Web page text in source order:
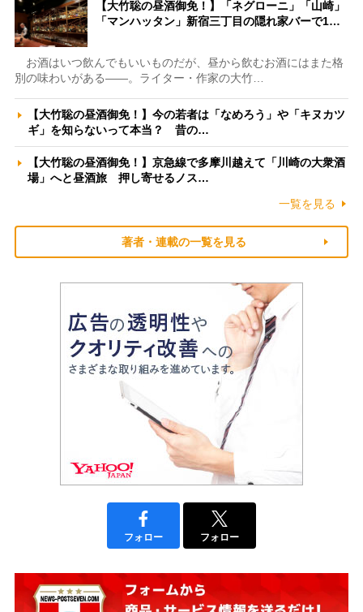
【大竹聡の昼酒御免！】「ネグローニ」「山崎」
「マンハッタン」新宿三丁目の隠れ家バーで1…
お酒はいつ飲んでもいいものだが、昼から飲むお酒にはまた格
別の味わいがある――。ライター・作家の大竹…
【大竹聡の昼酒御免！】今の若者は「なめろう」や「キヌカツ
ギ」を知らないって本当？ 昔の…
【大竹聡の昼酒御免！】京急線で多摩川越えて「川崎の大衆酒
場」へと昼酒旅 押し寄せるノス…
一覧を見る
著者・連載の一覧を見る
フォロー フォロー